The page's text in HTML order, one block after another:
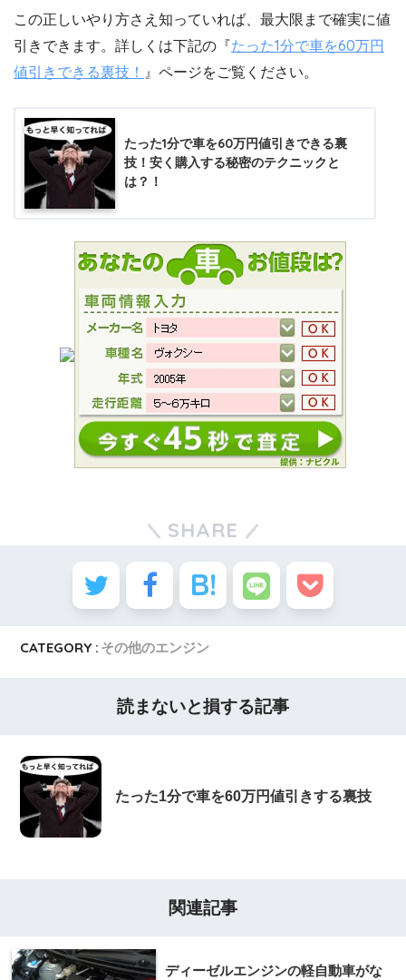
この正しいやり方さえ知っていれば、最大限まで確実に値
引きできます。詳しくは下記の『たった1分で車を60万円
値引きできる裏技！ 』ページをご覧ください。
たった1分で車を60万円値引きできる裏
技！安く購入する秘密のテクニックと
は？！
SHARE
CATEGORY : その他のエンジン
読まないと損する記事
たった1分で車を60万円値引きする裏技
関連記事
ディーゼルエンジンの軽自動車がな